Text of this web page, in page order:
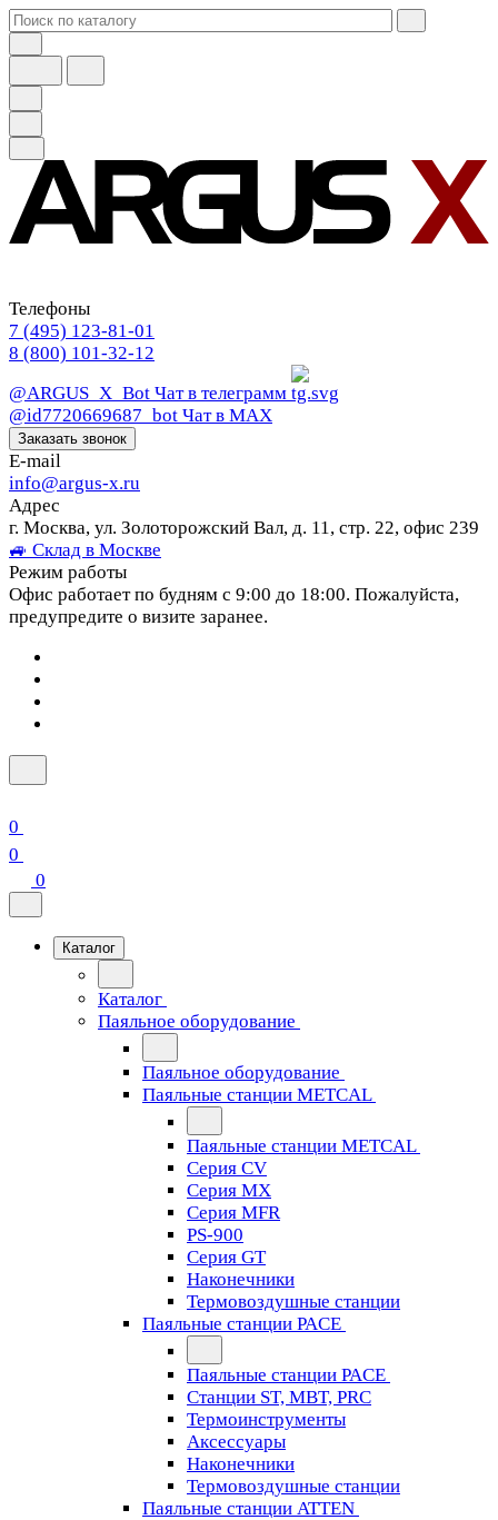
Телефоны
7 (495) 123-81-01
8 (800) 101-32-12
@ARGUS_X_Bot Чат в телеграмм
@id7720669687_bot Чат в МАХ
Заказать звонок
E-mail
info@argus-x.ru
Адрес
г. Москва, ул. Золоторожский Вал, д. 11, стр. 22, офис 239
🚙 Склад в Москве
Режим работы
Офис работает по будням с 9:00 до 18:00. Пожалуйста,
предупредите о визите заранее.
0
0
0
Каталог
Каталог
Паяльное оборудование
Паяльное оборудование
Паяльные станции METCAL
Паяльные станции METCAL
Серия CV
Серия MX
Серия MFR
PS-900
Серия GT
Наконечники
Термовоздушные станции
Паяльные станции PACE
Паяльные станции PACE
Станции ST, MBT, PRC
Термоинструменты
Аксессуары
Наконечники
Термовоздушные станции
Паяльные станции ATTEN